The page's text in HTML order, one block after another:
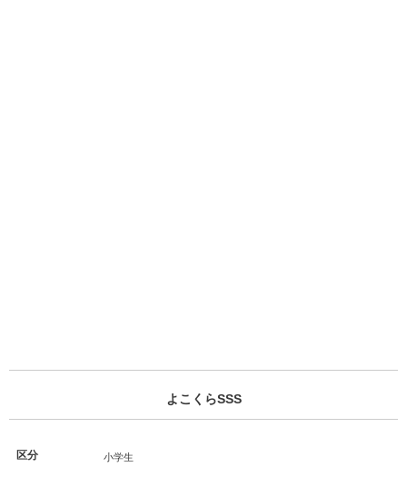
よこくらSSS
区分 小学生